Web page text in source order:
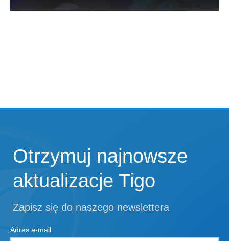
Otrzymuj najnowsze
aktualizacje Tigo
Zapisz się do naszego newslettera
Adres e-mail